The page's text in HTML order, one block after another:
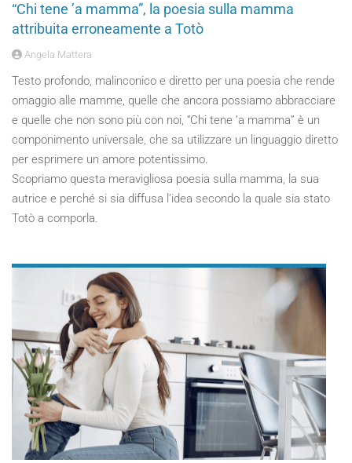
“Chi tene ’a mamma”, la poesia sulla mamma
attribuita erroneamente a Totò
Angela Mattera
Testo profondo, malinconico e diretto per una poesia che rende
omaggio alle mamme, quelle che ancora possiamo abbracciare
e quelle che non sono più con noi, “Chi tene ’a mamma” è un
componimento universale, che sa utilizzare un linguaggio diretto
per esprimere un amore potentissimo.
Scopriamo questa meravigliosa poesia sulla mamma, la sua
autrice e perché si sia diffusa l’idea secondo la quale sia stato
Totò a comporla.